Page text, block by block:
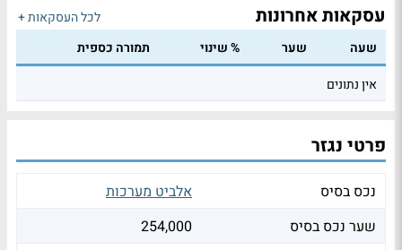
עסקאות אחרונות
לכל העסקאות +
שעה
שער % שינוי
תמורה כספית
אין נתונים
פרטי נגזר
נכס בסיס
אלביט מערכות
שער נכס בסיס
254,000